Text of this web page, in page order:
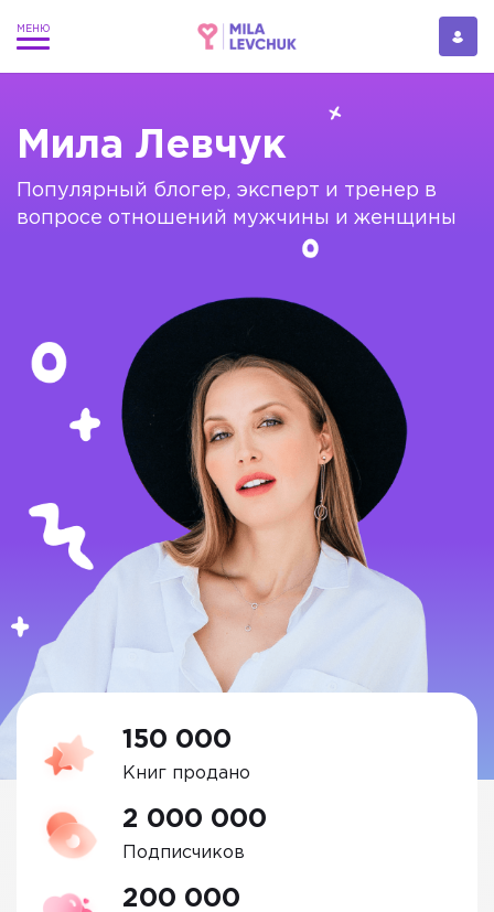
Мила Левчук
Популярный блогер, эксперт и тренер в
вопросе отношений мужчины и женщины
150 000
Книг продано
2 000 000
Подписчиков
200 000